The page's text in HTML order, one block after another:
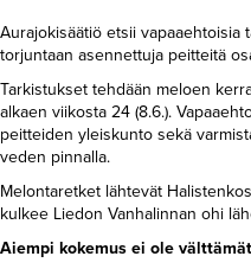
Aurajokisäätiö etsii vapaaehtoisia
torjuntaan asennettuja peitteitä
Tarkistukset tehdään meloen
alkaen viikosta 24 (8.6.).
peitteiden yleiskunto sekä
veden pinnalla.
Melontaretket lähtevät
kulkee Liedon Vanhalinnan ohi
Aiempi kokemus ei ole